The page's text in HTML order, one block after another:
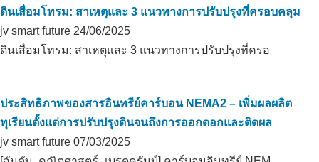
ดินเสื่อมโทรม: สาเหตุและ 3 แนวทางการปรับปรุงที่ครอบคลุม
jv smart future 24/06/2025
ดินเสื่อมโทรม: สาเหตุและ 3 แนวทางการปรับปรุงที่ครอ
ประสิทธิภาพของสารอินทรีย์คาร์บอน NEMA2 – เพิ่มผลผลิต
ทุเรียนตั้งแต่การปรับปรุงดินจนถึงการออกดอกและติดผล
jv smart future 07/03/2025